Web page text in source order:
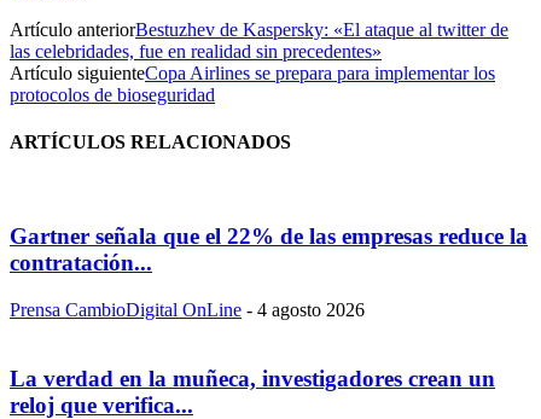
Artículo anteriorBestuzhev de Kaspersky: «El ataque al twitter de
las celebridades, fue en realidad sin precedentes»
Artículo siguienteCopa Airlines se prepara para implementar los
protocolos de bioseguridad
ARTÍCULOS RELACIONADOS
Gartner señala que el 22% de las empresas reduce la
contratación...
Prensa CambioDigital OnLine - 4 agosto 2026
La verdad en la muñeca, investigadores crean un
reloj que verifica...